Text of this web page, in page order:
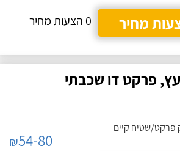
מחיר
0 הצעות מחיר
פרקט דו שכבתי
פרקט/שטיח קיים
₪54-80